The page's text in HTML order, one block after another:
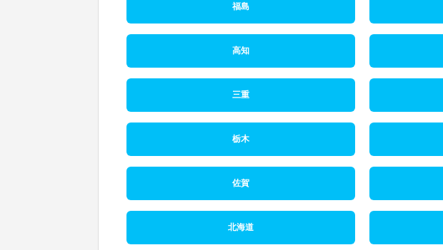
福島
高知
三重
栃木
佐賀
北海道